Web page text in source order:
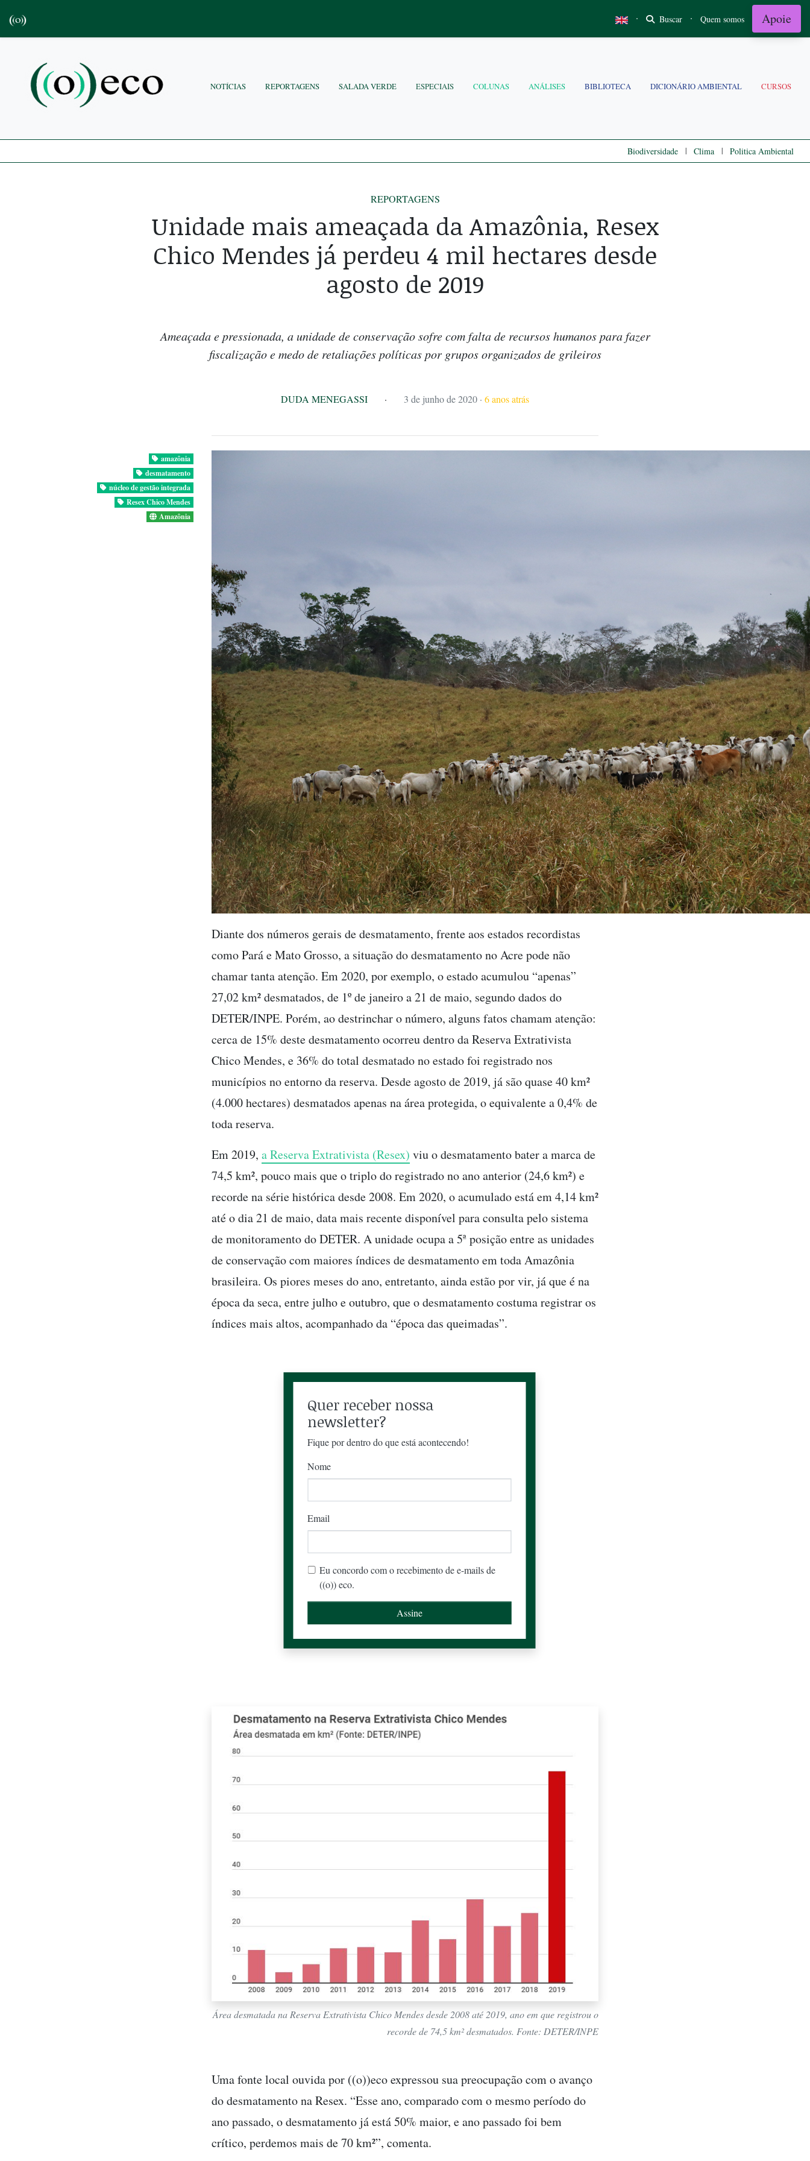
· Buscar · Quem somos Apoie
NOTÍCIAS REPORTAGENS SALADA VERDE ESPECIAIS COLUNAS ANÁLISES BIBLIOTECA DICIONÁRIO AMBIENTAL CURSOS
Biodiversidade | Clima | Politica Ambiental
REPORTAGENS
Unidade mais ameaçada da Amazônia, Resex
Chico Mendes já perdeu 4 mil hectares desde
agosto de 2019
Ameaçada e pressionada, a unidade de conservação sofre com falta de recursos humanos para fazer
fiscalização e medo de retaliações políticas por grupos organizados de grileiros
DUDA MENEGASSI · 3 de junho de 2020 · 6 anos atrás
amazônia
desmatamento
núcleo de gestão integrada
Resex Chico Mendes
Amazônia
Diante dos números gerais de desmatamento, frente aos estados recordistas
como Pará e Mato Grosso, a situação do desmatamento no Acre pode não
chamar tanta atenção. Em 2020, por exemplo, o estado acumulou “apenas”
27,02 km² desmatados, de 1º de janeiro a 21 de maio, segundo dados do
DETER/INPE. Porém, ao destrinchar o número, alguns fatos chamam atenção:
cerca de 15% deste desmatamento ocorreu dentro da Reserva Extrativista
Chico Mendes, e 36% do total desmatado no estado foi registrado nos
municípios no entorno da reserva. Desde agosto de 2019, já são quase 40 km²
(4.000 hectares) desmatados apenas na área protegida, o equivalente a 0,4% de
toda reserva.
Em 2019, a Reserva Extrativista (Resex) viu o desmatamento bater a marca de
74,5 km², pouco mais que o triplo do registrado no ano anterior (24,6 km²) e
recorde na série histórica desde 2008. Em 2020, o acumulado está em 4,14 km²
até o dia 21 de maio, data mais recente disponível para consulta pelo sistema
de monitoramento do DETER. A unidade ocupa a 5ª posição entre as unidades
de conservação com maiores índices de desmatamento em toda Amazônia
brasileira. Os piores meses do ano, entretanto, ainda estão por vir, já que é na
época da seca, entre julho e outubro, que o desmatamento costuma registrar os
índices mais altos, acompanhado da “época das queimadas”.
Quer receber nossa
newsletter?
Fique por dentro do que está acontecendo!
Nome
Email
Eu concordo com o recebimento de e-mails de
((o)) eco.
Área desmatada na Reserva Extrativista Chico Mendes desde 2008 até 2019, ano em que registrou o
recorde de 74,5 km² desmatados. Fonte: DETER/INPE
Uma fonte local ouvida por ((o))eco expressou sua preocupação com o avanço
do desmatamento na Resex. “Esse ano, comparado com o mesmo período do
ano passado, o desmatamento já está 50% maior, e ano passado foi bem
crítico, perdemos mais de 70 km²”, comenta.